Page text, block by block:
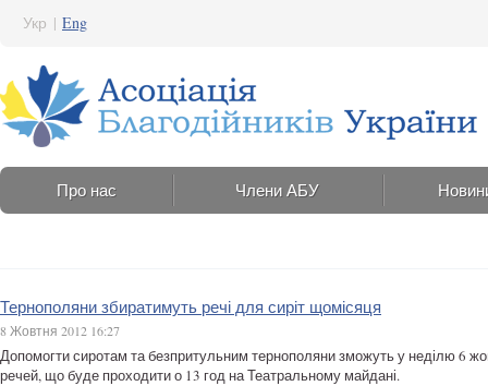
Укр | Eng
Про нас Члени АБУ
Тернополяни збиратимуть речі для сиріт щомісяця
8 Жовтня 2012 16:27
Допомогти сиротам та безпритульним тернополяни зможуть у неділю 6
речей, що буде проходити о 13 год на Театральному майдані.